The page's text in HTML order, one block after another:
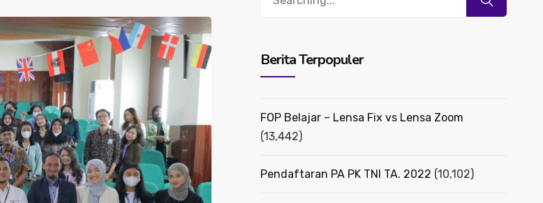
Berita Terpopuler
FOP Belajar – Lensa Fix vs Lensa Zoom
(13,442)
Pendaftaran PA PK TNI TA. 2022 (10,102)